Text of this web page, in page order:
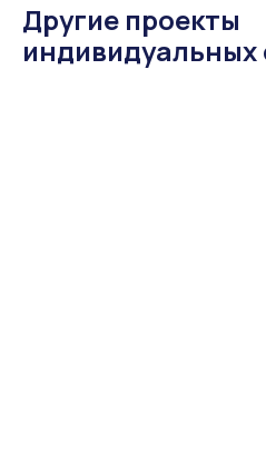
Другие проекты
индивидуальных